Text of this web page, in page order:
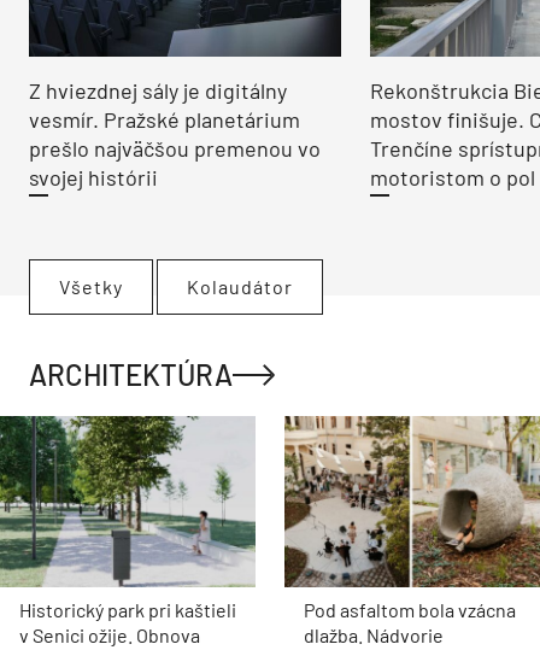
Z hviezdnej sály je digitálny
vesmír. Pražské planetárium
prešlo najväčšou premenou vo
svojej histórii
Rekonštrukcia
mostov finišuje.
Trenčíne
motoristom o pol
Všetky Kolaudátor
ARCHITEKTÚRA
Historický park pri kaštieli
v Senici ožije. Obnova
Pod asfaltom bola vzácna
dlažba. Nádvorie